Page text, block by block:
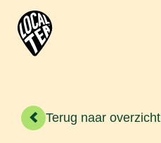
> Terug naar overzicht